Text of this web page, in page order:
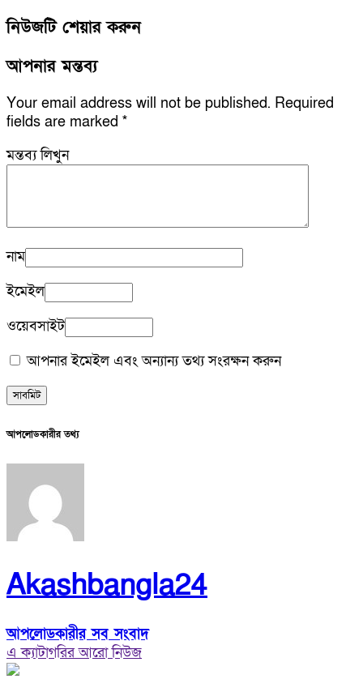
নিউজটি শেয়ার করুন
আপনার মন্তব্য
Your email address will not be published. Required
fields are marked *
মন্তব্য লিখুন
নাম
ইমেইল
ওয়েবসাইট
আপনার ইমেইল এবং অন্যান্য তথ্য সংরক্ষন করুন
আপলোডকারীর তথ্য
Akashbangla24
আপলোডকারীর সব সংবাদ
এ ক্যাটাগরির আরো নিউজ